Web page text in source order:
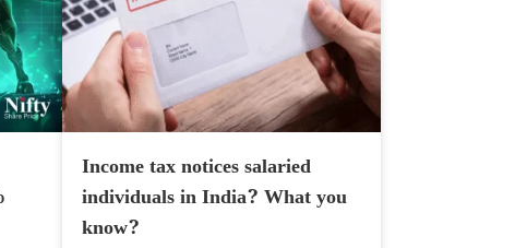
Income tax notices salaried
individuals in India? What you
know?